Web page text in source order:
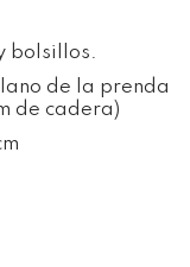
bolsillos.
de la prenda
de cadera)